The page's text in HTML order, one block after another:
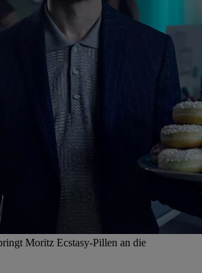
Moritz Ecstasy-Pillen an die